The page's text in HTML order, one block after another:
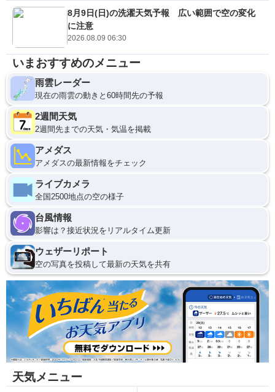
8月9日(日)の洗濯天気予報 広い範囲で空の変化
に注意
2026.08.09 06:30
いまおすすめのメニュー
雨雲レーダー
現在の雨雲の動きと60時間先の予報
2週間天気
2週間先までの天気・気温を掲載
アメダス
アメダスの最新情報をチェック
ライブカメラ
全国2500地点の空の様子
台風情報
影響は？接近状況をリアルタイム更新
ウェザーリポート
空の写真を投稿して最新の天気を共有
天気メニュー